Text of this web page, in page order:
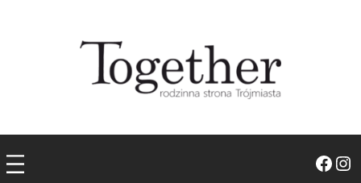
Facebook Instagram